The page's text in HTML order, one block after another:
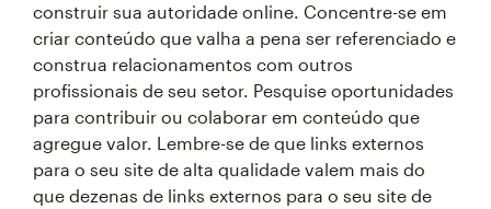
construir sua autoridade online. Concentre-se em
criar conteúdo que valha a pena ser referenciado e
construa relacionamentos com outros
profissionais de seu setor. Pesquise oportunidades
para contribuir ou colaborar em conteúdo que
agregue valor. Lembre-se de que links externos
para o seu site de alta qualidade valem mais do
que dezenas de links externos para o seu site de